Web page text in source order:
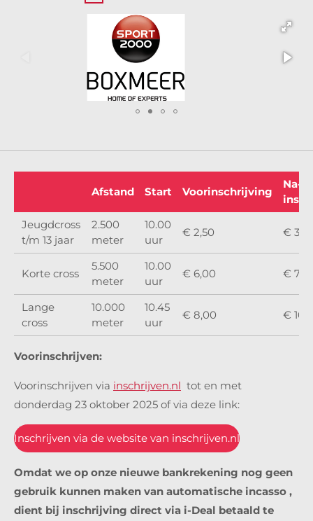
Afstand Start Voorinschrijving
Na-
Jeugdcross
t/m 13 jaar
2.500
meter
10.00
uur
€ 2,50 €
Korte cross
5.500
meter
10.00
uur
€ 6,00 €
Lange
cross
10.000
meter
10.45
uur
€ 8,00 €
Voorinschrijven:
Voorinschrijven via inschrijven.nl tot en met
donderdag 23 oktober 2025 of via deze link:
Inschrijven via de website van inschrijven.nl
Omdat we op onze nieuwe bankrekening nog geen
gebruik kunnen maken van automatische incasso ,
dient bij inschrijving direct via i-Deal betaald te